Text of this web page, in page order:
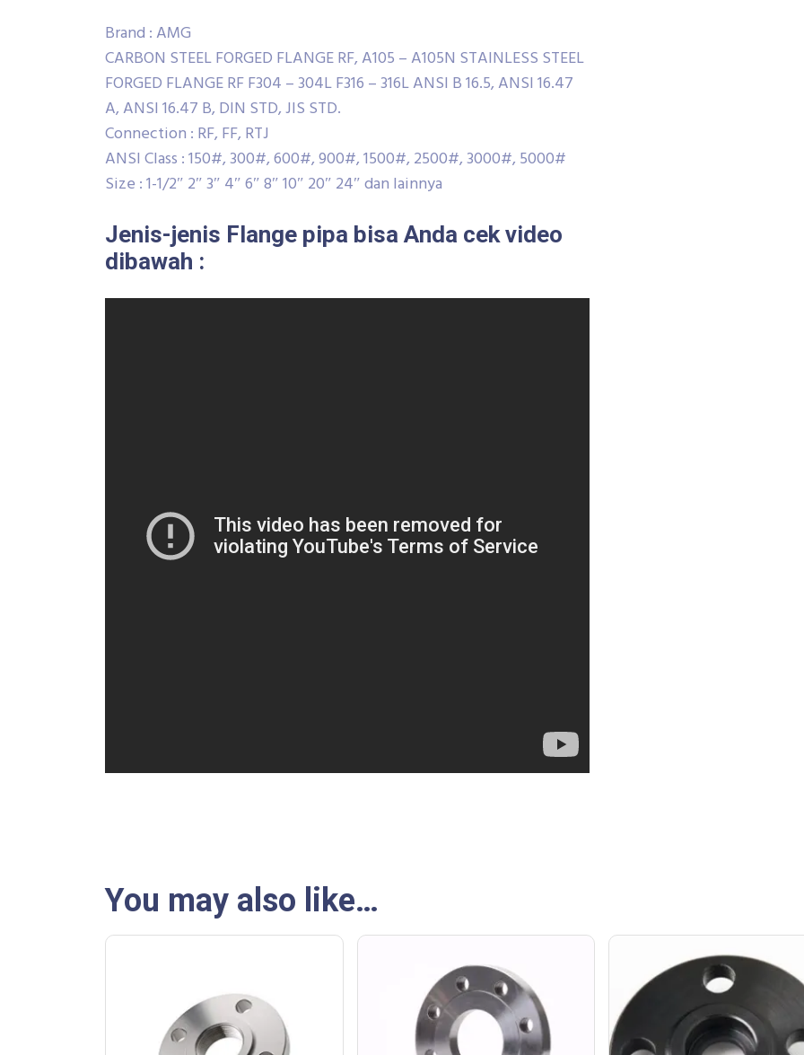
Brand : AMG
CARBON STEEL FORGED FLANGE RF, A105 – A105N STAINLESS STEEL
FORGED FLANGE RF F304 – 304L F316 – 316L ANSI B 16.5, ANSI 16.47
A, ANSI 16.47 B, DIN STD, JIS STD.
Connection : RF, FF, RTJ
ANSI Class : 150#, 300#, 600#, 900#, 1500#, 2500#, 3000#, 5000#
Size : 1-1/2″ 2″ 3″ 4″ 6″ 8″ 10″ 20″ 24″ dan lainnya
Jenis-jenis Flange pipa bisa Anda cek video
dibawah :
You may also like…